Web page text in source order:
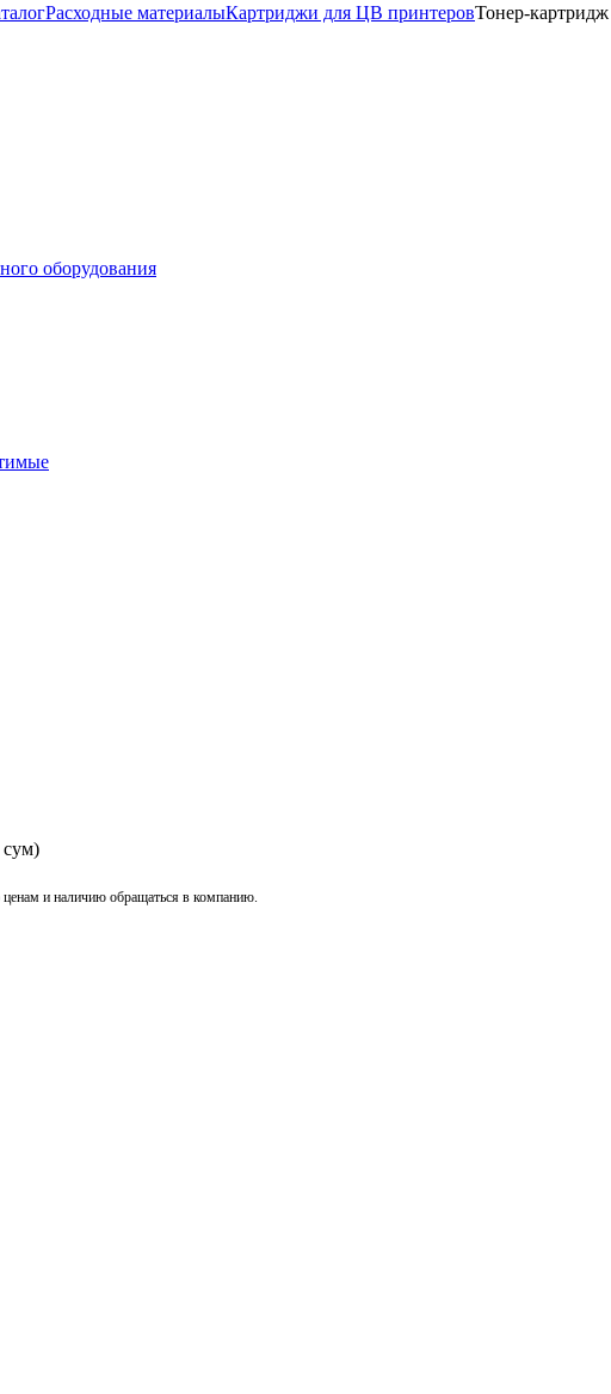
Расходные материалыКартриджи для ЦВ принтеровТонер-
оборудования
и наличию обращаться в компанию.